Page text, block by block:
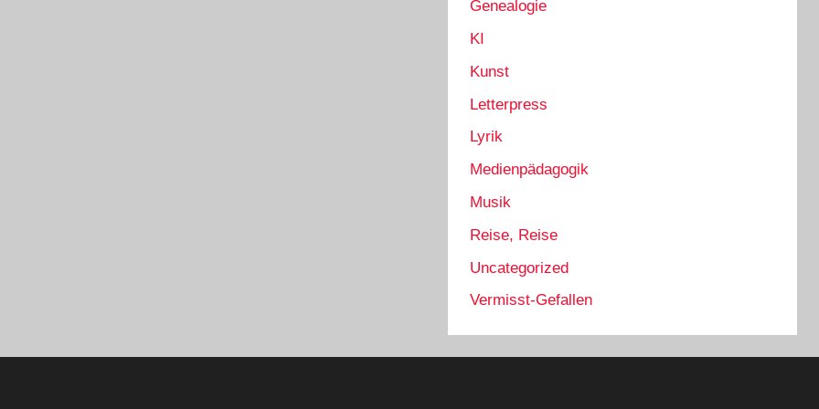
Genealogie
KI
Kunst
Letterpress
Lyrik
Medienpädagogik
Musik
Reise, Reise
Uncategorized
Vermisst-Gefallen